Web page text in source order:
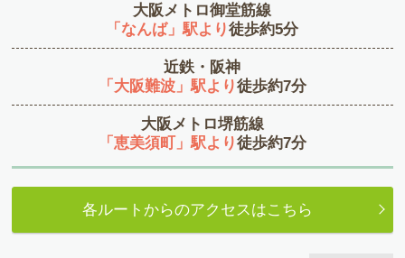
大阪メトロ御堂筋線
「なんば」駅より徒歩約5分
近鉄・阪神
「大阪難波」駅より徒歩約7分
大阪メトロ堺筋線
「恵美須町」駅より徒歩約7分
各ルートからのアクセスはこちら